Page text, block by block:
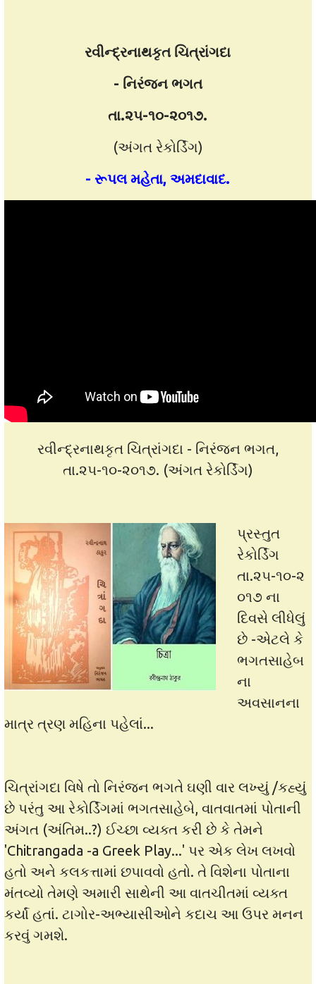
રવીન્દ્રનાથકૃત ચિત્રાંગદા
- નિરંજન ભગત
તા.૨૫-૧૦-૨૦૧૭.
(અંગત રેકોર્ડિંગ)
- રૂપલ મહેતા, અમદાવાદ.
રવીન્દ્રનાથકૃત ચિત્રાંગદા - નિરંજન ભગત,
તા.૨૫-૧૦-૨૦૧૭. (અંગત રેકોર્ડિંગ)
પ્રસ્તુત
રેકોર્ડિંગ
તા.૨૫-૧૦-૨
૦૧૭ ના
દિવસે લીધેલું
છે -એટલે કે
ભગતસાહેબ
ના
અવસાનના
માત્ર ત્રણ મહિના પહેલાં...
ચિત્રાંગદા વિષે તો નિરંજન ભગતે ઘણી વાર લખ્યું /કહ્યું
છે પરંતુ આ રેકોર્ડિંગમાં ભગતસાહેબે, વાતવાતમાં પોતાની
અંગત (અંતિમ..?) ઈચ્છા વ્યક્ત કરી છે કે તેમને
'Chitrangada -a Greek Play...' પર એક લેખ લખવો
હતો અને કલકત્તામાં છપાવવો હતો. તે વિશેના પોતાના
મંતવ્યો તેમણે અમારી સાથેની આ વાતચીતમાં વ્યક્ત
કર્યાં હતાં. ટાગોર-અભ્યાસીઓને કદાચ આ ઉપર મનન
કરવું ગમશે.